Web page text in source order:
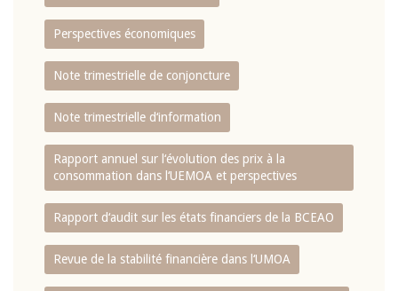
Perspectives économiques
Note trimestrielle de conjoncture
Note trimestrielle d‘information
Rapport annuel sur l‘évolution des prix à la
consommation dans l‘UEMOA et perspectives
Rapport d‘audit sur les états financiers de la BCEAO
Revue de la stabilité financière dans l‘UMOA